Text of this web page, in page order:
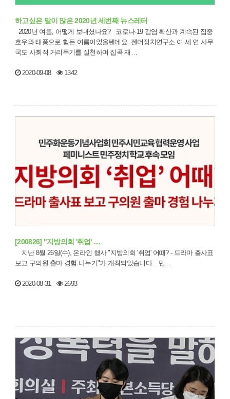
하고싶은 말이 많은 2020년 세번째 뉴스레터
호우와 태풍으로 힘든 여름이었을텐데요. 젠더정치연구소 여.세.연 사무
국도 사회적 거리두기를 실천하며 집콕 재…
2020-09-08 1342
[200826] "지방의회 '취업' …
보고 구의원 출마 경험 나누기"가 개최되었습니다. 민…
2020-08-31 2693